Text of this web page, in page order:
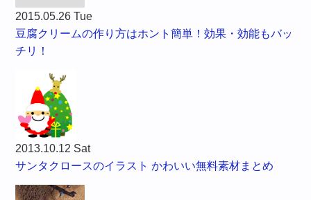
2015.05.26 Tue
豆腐クリームの作り方はホント簡単！効果・効能もバッ
チリ！
2013.10.12 Sat
サンタクロースのイラスト かわいい無料素材まとめ